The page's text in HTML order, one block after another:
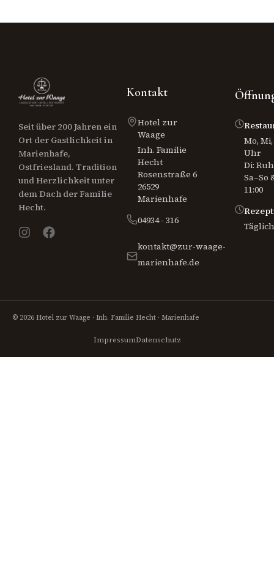
Seit über 200 Jahren ein
Ort der Gastlichkeit in
Marienhafe,
Ostfriesland. Tradition
und Herzlichkeit unter
dem Dach der Familie
Hecht.
Kontakt
Hotel zur
Waage
Inh. Familie
Hecht
Rosenstraße 6
26529
Marienhafe
04934 - 316
kontakt@zur-waage-
marienhafe.de
Mo, Mi,
Uhr
Di:
Sa–So
11:00
© 2026 Hotel zur Waage · Inh. Familie Hecht · Marienhafe
ImpressumDatenschutz